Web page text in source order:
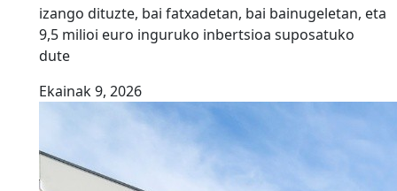
izango dituzte, bai fatxadetan, bai bainugeletan, eta
9,5 milioi euro inguruko inbertsioa suposatuko
dute
Ekainak 9, 2026